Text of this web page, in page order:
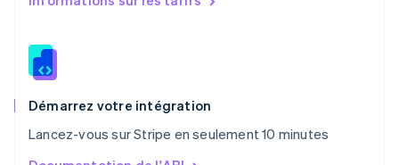
Démarrez votre intégration
Lancez-vous sur Stripe en seulement 10 minutes
Roumanie
Royaume-Uni
English
English简体中文